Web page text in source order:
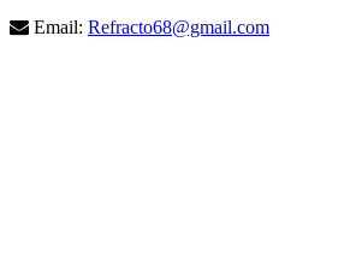
Email: Refracto68@gmail.com